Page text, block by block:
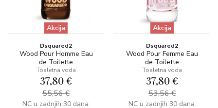
Akcija
Dsquared2
Wood Pour Homme Eau
de Toilette
Toaletna voda
37,80 €
55,56 €
NC u zadnjih 30 dana:
Akcija
Dsquared2
Wood Pour Femme Eau
de Toilette
Toaletna voda
37,80 €
53,56 €
NC u zadnjih 30 dana: